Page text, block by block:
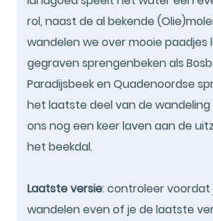
rol, naast de al bekende
wandelen we over mooie paadjes
gegraven sprengenbeken als
Paradijsbeek en Quadenoordse
het laatste deel van de
ons nog een keer laven aan de
het beekdal.
Laatste versie: controleer voordat
wandelen even of je de laatste